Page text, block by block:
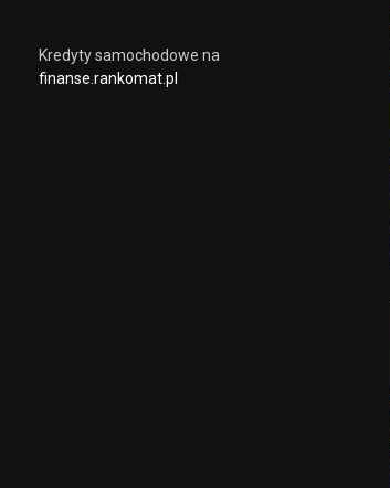
Kredyty samochodowe na
finanse.rankomat.pl